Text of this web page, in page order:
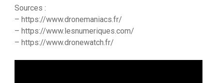
Sources :
– https://www.dronemaniacs.fr/
– https://www.lesnumeriques.com/
– https://www.dronewatch.fr/